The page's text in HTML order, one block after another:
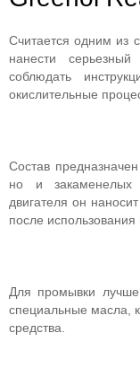
Считается одним из
нанести
соблюдать
окислительные
Состав
но и закаменелых
двигателя он
после использования
Для промывки лучше
специальные масла,
средства.